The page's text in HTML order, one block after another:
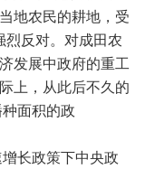
地农民的耕地，受
烈反对。对成田农
发展中政府的重工
上，从此后不久的
面积的政
长政策下中央政